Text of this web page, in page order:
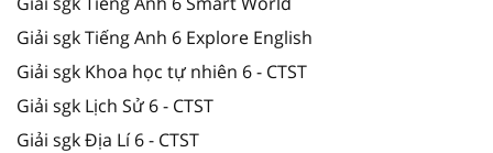
Giải sgk Tiếng Anh 6 Explore English
Giải sgk Khoa học tự nhiên 6 - CTST
Giải sgk Lịch Sử 6 - CTST
Giải sgk Địa Lí 6 - CTST